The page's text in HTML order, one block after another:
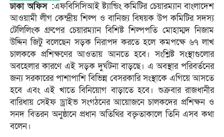
ঢাকা অফিস :এফবিসিসিআই ষ্ট্যান্ডিং কমিটির চেয়ারম্যান বাংলাদেশ
আওয়ামী লীগ কেন্দ্রীয় শিল্প ও বানিজ্য বিষয়ক উপ কমিটির সদস্য
টেলিলিংক গ্রুপের চেয়ারম্যান বিশিষ্ট শিল্পপতি মোহাম্মদ নিজাম
উদ্দিন জিটু বলেছেন সড়ক নিরাপদ করতে হলে কমপক্ষে ৬৭ লাখ
চালককে প্রশিক্ষণের আওতায় আনতে হবে। সংশ্লিষ্ট সংস্থাগুলোর
অবহেলার কারণে এই সড়ক দুর্ঘটনা বাড়ছে। এ অবস্থার পরিবর্তনের
জন্য সরকারের পাশাপাশি বিভিন্ন বেসরকারি সংস্থাকে এগিয়ে আসতে
হবে এবং এই খাতে বিনিয়োগ বাড়াতে হবে। শুক্রবার রাজধানীর
বারিধায় সেইফ ড্রাইভ সংগঠনের আয়োজনে চালকদের প্রশিক্ষন ও
সনদ বিতরন অনুষ্ঠানে প্রধান অতিথির বক্তৃতাকালে তিনি এসব কথা
বলেন।